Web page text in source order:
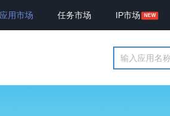
应用市场 任务市场 IP市场